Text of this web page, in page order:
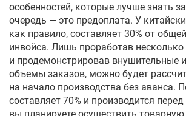
особенностей, которые лучше знать
очередь — это предоплата. У
как правило, составляет 30% от
инвойса. Лишь проработав несколько
и продемонстрировав внушительные
объемы заказов, можно будет
на начало производства без аванса.
составляет 70% и производится
вы планируете осуществить